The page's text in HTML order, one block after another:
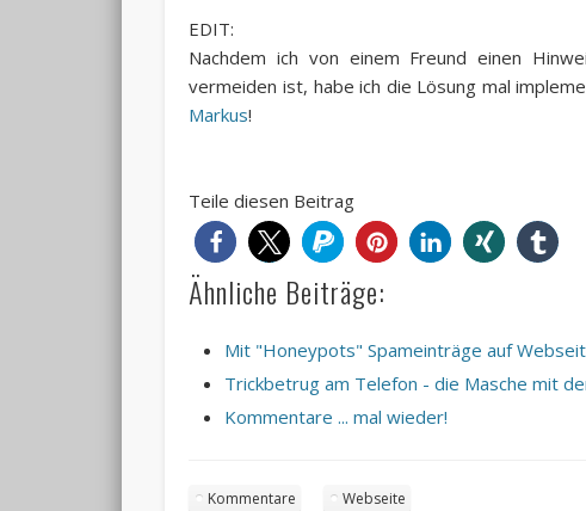
EDIT:
Nachdem ich von einem Freund einen
vermeiden ist, habe ich die Lösung mal
Markus!
Teile diesen Beitrag
Ähnliche Beiträge:
Mit "Honeypots" Spameinträge auf
Trickbetrug am Telefon - die Masche mit
Kommentare ... mal wieder!
Kommentare Webseite